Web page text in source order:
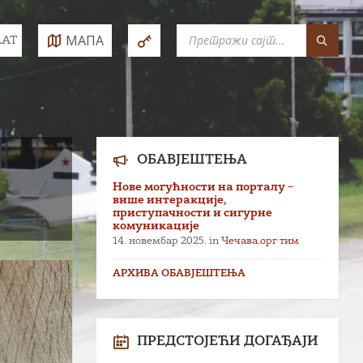
МАПА
ОБАВЈЕШТЕЊА
Нове могућности на порталу –
више интеракције,
приступачности и сигурне
комуникације
14. новембар 2025.in Чечава.орг тим
АРХИВА ОБАВЈЕШТЕЊА
ПРЕДСТОЈЕЋИ ДОГАЂАЈИ